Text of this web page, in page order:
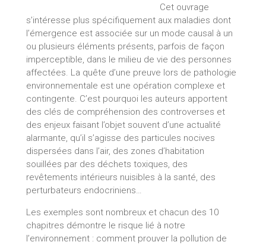
Cet ouvrage
s’intéresse plus spécifiquement aux maladies dont
l’émergence est associée sur un mode causal à un
ou plusieurs éléments présents, parfois de façon
imperceptible, dans le milieu de vie des personnes
affectées. La quête d’une preuve lors de pathologie
environnementale est une opération complexe et
contingente. C’est pourquoi les auteurs apportent
des clés de compréhension des controverses et
des enjeux faisant l’objet souvent d’une actualité
alarmante, qu’il s’agisse des particules nocives
dispersées dans l’air, des zones d’habitation
souillées par des déchets toxiques, des
revêtements intérieurs nuisibles à la santé, des
perturbateurs endocriniens…
Les exemples sont nombreux et chacun des 10
chapitres démontre le risque lié à notre
l’environnement : comment prouver la pollution de